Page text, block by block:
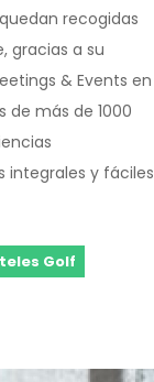
recogidas
gracias a su
& Events en
más de 1000
integrales y fáciles
Golf